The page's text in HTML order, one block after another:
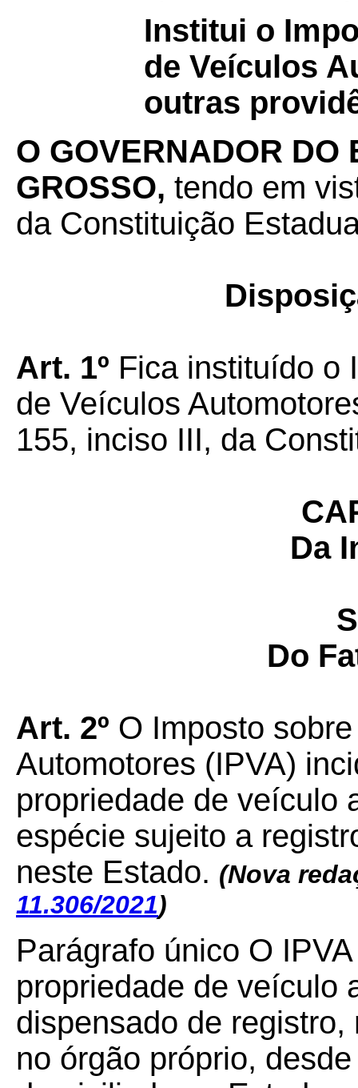
Institui o
de Veículos
outras
O GOVERNADOR DO
GROSSO, tendo em
da Constituição
Art. 1º Fica instituído o
de Veículos
155, inciso III, da
Da
Do
Art. 2º O Imposto
Automotores (IPVA)
propriedade de veículo
espécie sujeito a
neste Estado. (Nova
11.306/2021)
Parágrafo único O
propriedade de veículo
dispensado de
no órgão próprio,